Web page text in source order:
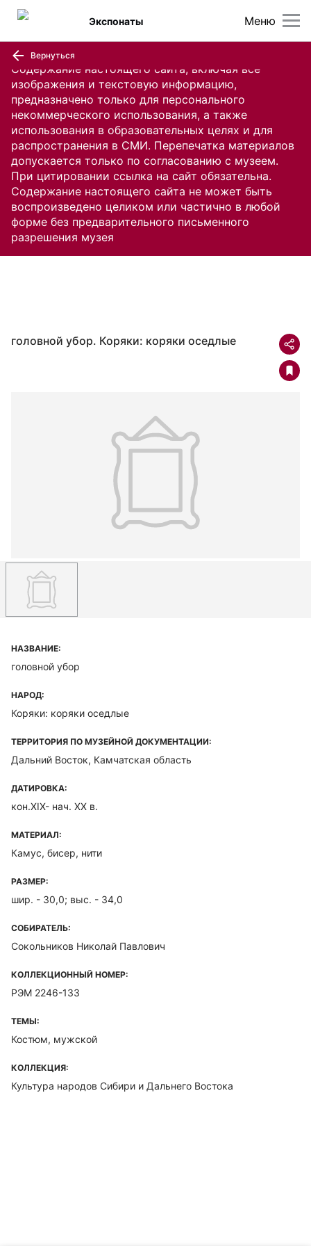
Содержание настоящего сайта, включая все
изображения и текстовую информацию,
предназначено только для персонального
некоммерческого использования, а также
использования в образовательных целях и для
распространения в СМИ. Перепечатка материалов
допускается только по согласованию с музеем.
При цитировании ссылка на сайт обязательна.
Содержание настоящего сайта не может быть
воспроизведено целиком или частично в любой
форме без предварительного письменного
разрешения музея
Меню
Экспонаты
Вернуться
головной убор. Коряки: коряки оседлые
НАЗВАНИЕ:
головной убор
НАРОД:
Коряки: коряки оседлые
ТЕРРИТОРИЯ ПО МУЗЕЙНОЙ ДОКУМЕНТАЦИИ:
Дальний Восток, Камчатская область
ДАТИРОВКА:
кон.XIX- нач. ХХ в.
МАТЕРИАЛ:
Камус, бисер, нити
РАЗМЕР:
шир. - 30,0; выс. - 34,0
СОБИРАТЕЛЬ:
Сокольников Николай Павлович
КОЛЛЕКЦИОННЫЙ НОМЕР:
РЭМ 2246-133
ТЕМЫ:
Костюм, мужской
КОЛЛЕКЦИЯ:
Культура народов Сибири и Дальнего Востока